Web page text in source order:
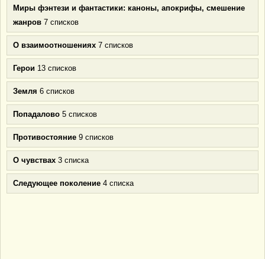
Миры фэнтези и фантастики: каноны, апокрифы, смешение
жанров 7 списков
О взаимоотношениях 7 списков
Герои 13 списков
Земля 6 списков
Попадалово 5 списков
Противостояние 9 списков
О чувствах 3 списка
Следующее поколение 4 списка